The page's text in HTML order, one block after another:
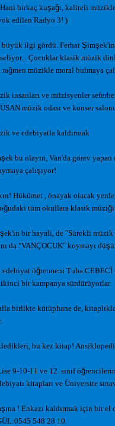
birkaç kuşağı, kaliteli
edilen Radyo 3! )
büyük ilgi gördü. Ferhat Şimş
Çocuklar klasik müzik
rağmen müzikle moral bulmaya
insanları ve müzisyenler
müzik odası ve konser
ve edebiyatla kaldırmak
şek bu olayın, Van'da görev yapan
çalışıyor!
Hükümet , önayak olacak
ğudaki tüm okullara klasik müziği
şek'in bir hayali, de "Sürekli müzik
da "VANÇOCUK" koymayı düş
öğretmeni Tuba CEBEC
bir kampanya sürdürüyorlar.
birlikte kütüphane de,
bu kez kitap!
9-10-11 ve 12. sınıf öğ
kitapları ve Üniversite
şına ! Enkazı kaldırmak için bir el
548 28 10.